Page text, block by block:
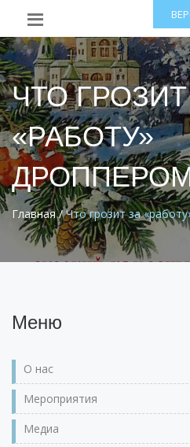
ЧТО
«РАБОТУ»
Главная/Что грозит за
Меню
О нас
Мероприятия
Медиа